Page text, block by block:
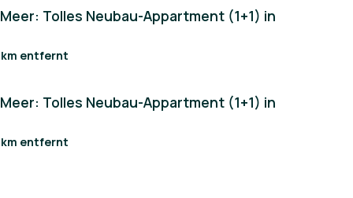
infrastructure that makes your
facilities and benefit from the security and
Tolles Neubau-Appartment (1+1) in
km entfernt
Tolles Neubau-Appartment (1+1) in
km entfernt